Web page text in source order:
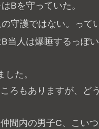
Bを守っていた。
守護ではない。って
当人は爆睡するっぽ
た。
ろもありますが、どう
間内の男子C、こいつ